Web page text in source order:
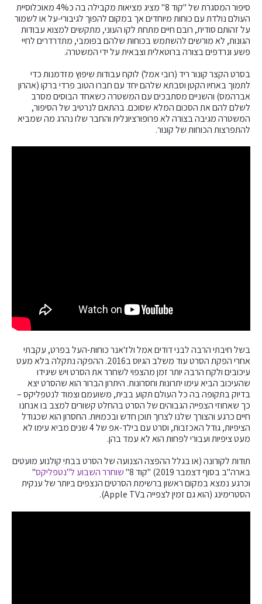
סיפור המסגרת של "קוד 8" מציג מציאות מקבילה בה כ4% מאוכלוסיית
העולם נולדת עם כוחות מיוחדים אך במקום להפוך לגיבורי-על או לשמור
על זהותם סודית, רובם חיים מתחת לקו העוני, מתקשים למצוא עבודות
הגונות, לא מורשים להשתמש בכוחות שלהם בפומבי, מתדרדרים לחיי
פשע ונרדפים בצורה ברוטאלית וצבאית על ידי המשטרה.
בסרט הקצר קונור ריד (רובי אמל) לוקח עבודות שיפוץ מזדמנות כדי
לתמוך באחיו הקטן וסבתא שלהם יחד עם חברו הטוב פרדי ברקו (אהרון
אברהמס) והשניים מסתבכים עם המשטרה כשאחד הבוסים מסרב
לשלם להם את הסכום המלא שסוכם. בהתאם לנרטיב של הסיפור,
המשטרה מגיבה בצורה לא פרופורציונלית והחבר שלו נהרג מה שמביא
להתפרצות הכוחות של קונור.
בשל חיבתי הרבה לבני דודים אמל ולז'אנר כוחות-העל בפרט, עקבתי
אחרי הפקת הסרט עוד משלב הגיוס ב2016. ההפקה נתקלה בלא מעט
עיכובים ולקח הרבה יותר זמן מהצפוי לשחרר את הסרט ויש שיגידו
שהעיכוב הביא עימו יתרונות וחסרונות. היתרון הברור הוא שהסרט יצא
בדיוק בתקופה בה כל העולם תקוע בבית, משועמם וצמוד לנטפליקס –
כך שאחוזי הצפייה הגבוהים של הסרט בהחלט קשורים למצב בו אנחנו
חיים כרגע והצורך שלנו לצרוך תוכן חדש ובכמויות. החסרון הוא שכגודל
הציפיות, גודל האכזבות, וסרט עם בילד-אפ של 4 שנים מביא עימו לא
מעט ציפיות ועבורי לפחות הוא לא עמד בהן.
תודות לקורונה (או בגלל ההפצה הצנועה של הסרט בבתי קולנוע מועטים
בארה"ב בסוף דצמבר 2019) "קוד 8"
שוחרר השבוע ל"נטפליקס"
וכרגע נמצא במקום ראשון ברשימת הסרטים הנצפים ביותר של ענקית
הסטרימינג (הוא גם זמין לצפייה בApple TV).